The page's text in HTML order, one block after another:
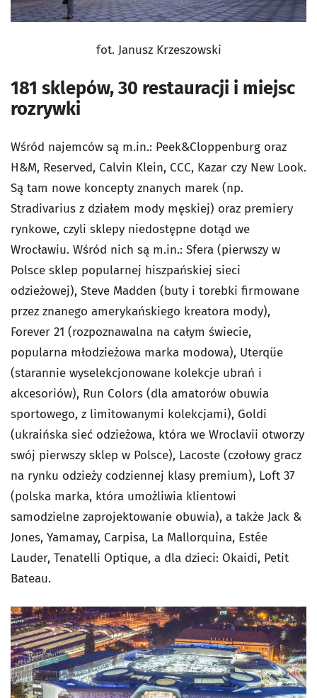
fot. Janusz Krzeszowski
181 sklepów, 30 restauracji i miejsc
rozrywki
Wśród najemców są m.in.: Peek&Cloppenburg oraz
H&M, Reserved, Calvin Klein, CCC, Kazar czy New Look.
Są tam nowe koncepty znanych marek (np.
Stradivarius z działem mody męskiej) oraz premiery
rynkowe, czyli sklepy niedostępne dotąd we
Wrocławiu. Wśród nich są m.in.: Sfera (pierwszy w
Polsce sklep popularnej hiszpańskiej sieci
odzieżowej), Steve Madden (buty i torebki firmowane
przez znanego amerykańskiego kreatora mody),
Forever 21 (rozpoznawalna na całym świecie,
popularna młodzieżowa marka modowa), Uterqüe
(starannie wyselekcjonowane kolekcje ubrań i
akcesoriów), Run Colors (dla amatorów obuwia
sportowego, z limitowanymi kolekcjami), Goldi
(ukraińska sieć odzieżowa, która we Wroclavii otworzy
swój pierwszy sklep w Polsce), Lacoste (czołowy gracz
na rynku odzieży codziennej klasy premium), Loft 37
(polska marka, która umożliwia klientowi
samodzielne zaprojektowanie obuwia), a także Jack &
Jones, Yamamay, Carpisa, La Mallorquina, Estée
Lauder, Tenatelli Optique, a dla dzieci: Okaidi, Petit
Bateau.